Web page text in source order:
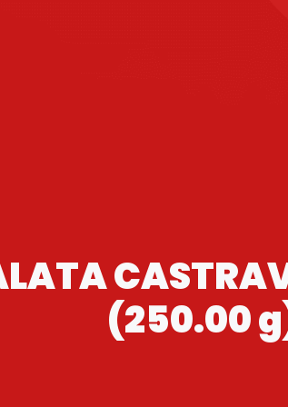
(250.00